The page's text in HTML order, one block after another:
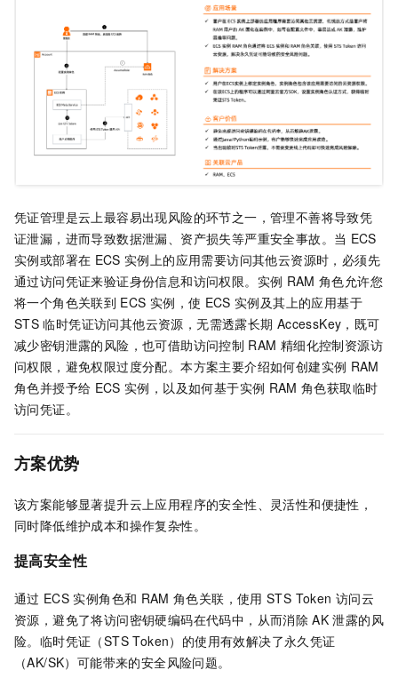
凭证管理是云上最容易出现风险的环节之一，管理不善将导致凭
证泄漏，进而导致数据泄漏、资产损失等严重安全事故。 当 ECS
实例或部署在 ECS 实例上的应用需要访问其他云资源时，必须先
通过访问凭证来验证身份信息和访问权限。实例 RAM 角色允许您
将一个角色关联到 ECS 实例，使 ECS 实例及其上的应用基于
STS 临时凭证访问其他云资源，无需透露长期 AccessKey，既可
减少密钥泄露的风险，也可借助访问控制 RAM 精细化控制资源访
问权限，避免权限过度分配。本方案主要介绍如何创建实例 RAM
角色并授予给 ECS 实例，以及如何基于实例 RAM 角色获取临时
访问凭证。
方案优势
该方案能够显著提升云上应用程序的安全性、灵活性和便捷性，
同时降低维护成本和操作复杂性。
提高安全性
通过 ECS 实例角色和 RAM 角色关联，使用 STS Token 访问云
资源，避免了将访问密钥硬编码在代码中，从而消除 AK 泄露的风
险。临时凭证（STS Token）的使用有效解决了永久凭证
（AK/SK）可能带来的安全风险问题。